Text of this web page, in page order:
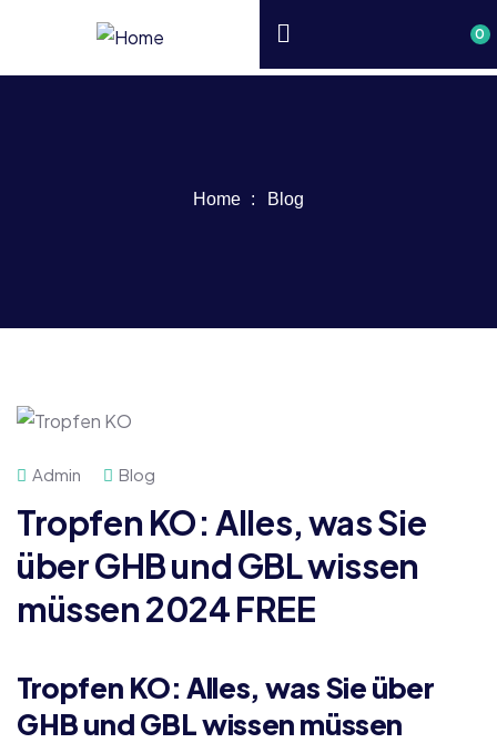
0
Home Blog
Admin Blog
Tropfen KO: Alles, was Sie
über GHB und GBL wissen
müssen 2024 FREE
Tropfen KO: Alles, was Sie über
GHB und GBL wissen müssen